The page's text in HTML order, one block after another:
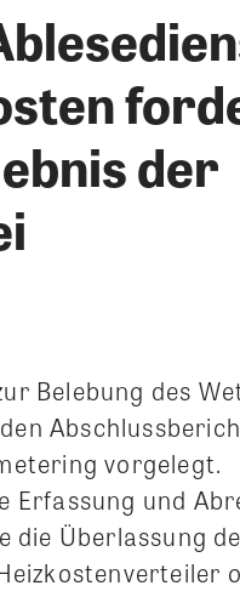
der
Belebung des
vorgelegt.
Erfassung und
die Überlassung